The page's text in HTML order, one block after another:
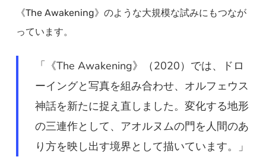
《The Awakening》のような大規模な試みにもつなが
っています。
「《The Awakening》（2020）では、ドロ
ーイングと写真を組み合わせ、オルフェウス
神話を新たに捉え直しました。変化する地形
の三連作として、アオルヌムの門を人間のあ
り方を映し出す境界として描いています。」